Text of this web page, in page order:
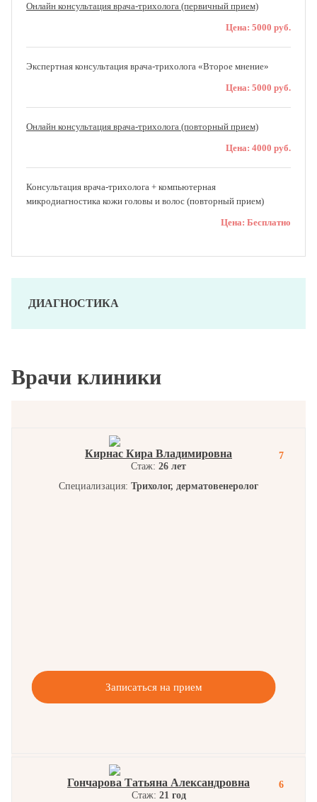
Онлайн консультация врача-трихолога (первичный прием)
Цена: 5000 руб.
Экспертная консультация врача-трихолога «Второе мнение»
Цена: 5000 руб.
Онлайн консультация врача-трихолога (повторный прием)
Цена: 4000 руб.
Консультация врача-трихолога + компьютерная
микродиагностика кожи головы и волос (повторный прием)
Цена: Бесплатно
ДИАГНОСТИКА
Врачи клиники
7
Кирнас Кира Владимировна
Стаж: 26 лет
Специализация: Трихолог, дерматовенеролог
Записаться на прием
6
Гончарова Татьяна Александровна
Стаж: 21 год